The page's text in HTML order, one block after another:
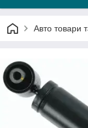
Авто товари